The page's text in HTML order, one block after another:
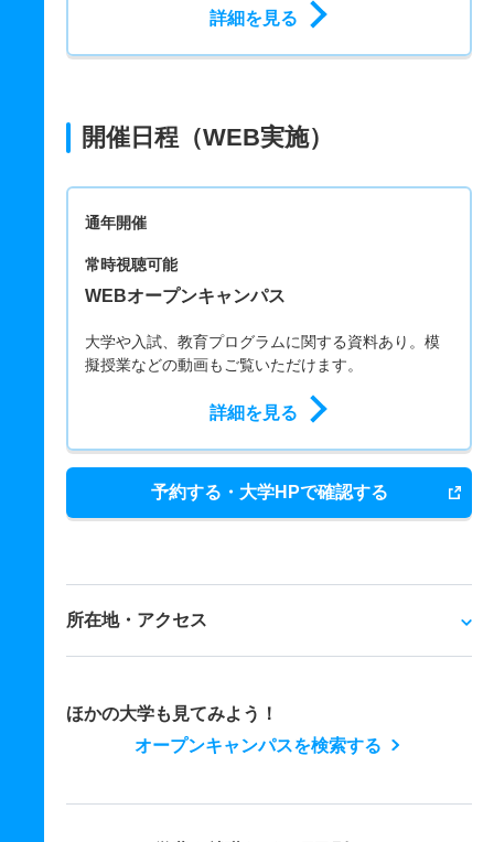
詳細を見る
開催日程（WEB実施）
通年開催
常時視聴可能
WEBオープンキャンパス
大学や入試、教育プログラムに関する資料あり。模
擬授業などの動画もご覧いただけます。
詳細を見る
予約する・大学HPで確認する
所在地・アクセス
ほかの大学も見てみよう！
オープンキャンパスを検索する